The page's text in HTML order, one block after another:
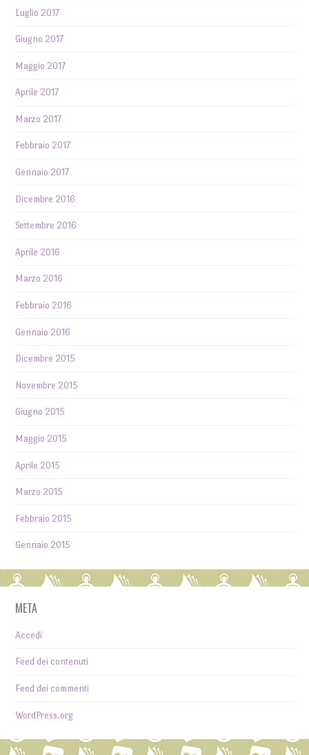
Luglio 2017
Giugno 2017
Maggio 2017
Aprile 2017
Marzo 2017
Febbraio 2017
Gennaio 2017
Dicembre 2016
Settembre 2016
Aprile 2016
Marzo 2016
Febbraio 2016
Gennaio 2016
Dicembre 2015
Novembre 2015
Giugno 2015
Maggio 2015
Aprile 2015
Marzo 2015
Febbraio 2015
Gennaio 2015
META
Accedi
Feed dei contenuti
Feed dei commenti
WordPress.org